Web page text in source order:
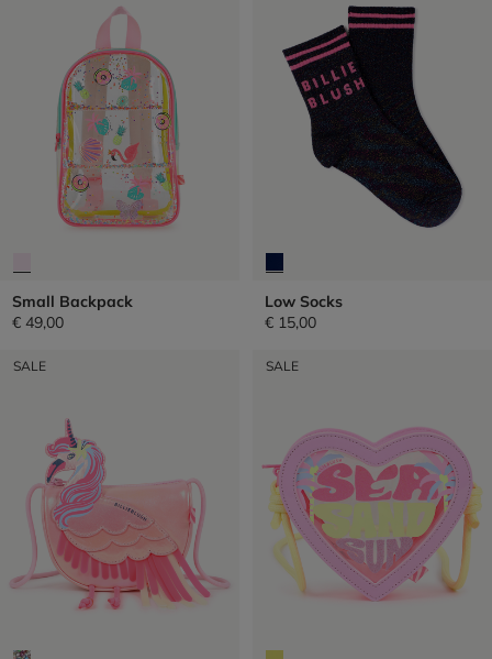
Small Backpack
€ 49,00
Low Socks
€ 15,00
SALE SALE